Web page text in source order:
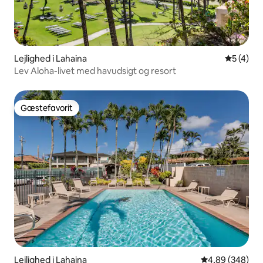
Lejlighed i Lahaina 5 ud af 5
5 (4)
Lev Aloha-livet med havudsigt og resort
Gæstefavorit
Gæstefavorit
Lejlighed i Lahaina 4,89 ud af 5 i
4,89 (348)